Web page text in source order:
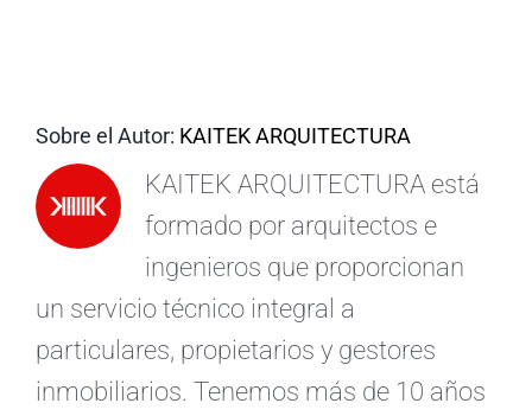
Sobre el Autor: KAITEK ARQUITECTURA
KAITEK ARQUITECTURA está
formado por arquitectos e
ingenieros que proporcionan
un servicio técnico integral a
particulares, propietarios y gestores
inmobiliarios. Tenemos más de 10 años